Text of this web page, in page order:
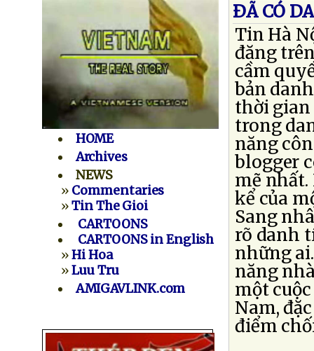
HOME
Archives
NEWS
» Commentaries
»Tin The Gioi
CARTOONS
CARTOONS in English
»Hi Hoa
»Luu Tru
AMIGAVLINK.com
ÐÃ CÓ
Tin Hà
đăng
cầm
bản
thời gian
trong
năng
blogger
mẽ
kể của
Sang
rõ danh
những
năng
một
Nam,
điểm